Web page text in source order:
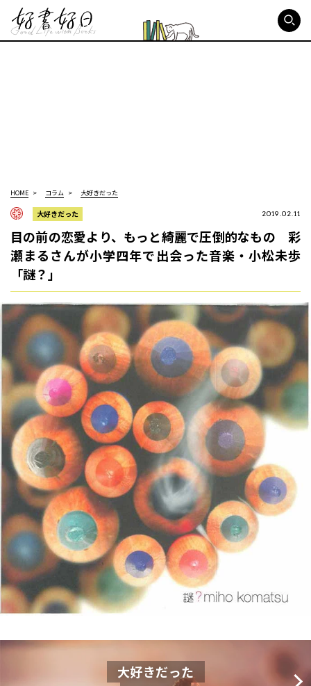
HOME コラム 大好きだった
大好きだった 2019.02.11
目の前の恋愛より、もっと綺麗で圧倒的なもの 彩
瀬まるさんが小学四年で出会った音楽・小松未歩
「謎？」
大好きだった